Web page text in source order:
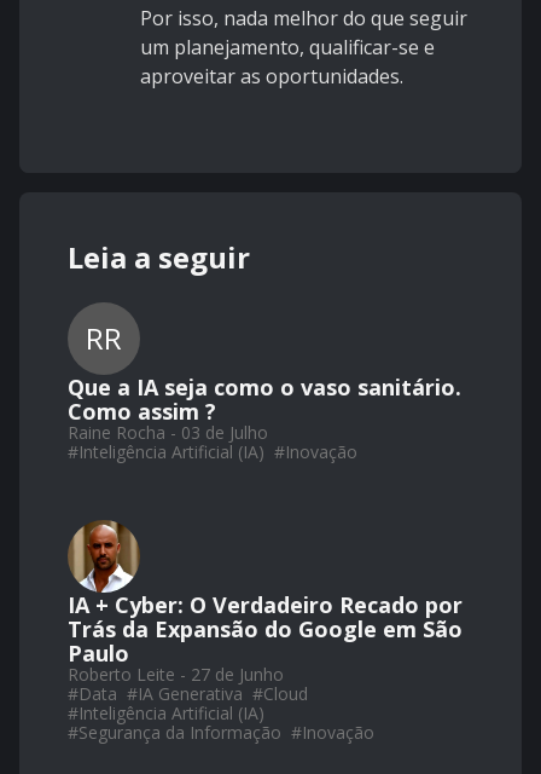
Por isso, nada melhor do que seguir
um planejamento, qualificar-se e
aproveitar as oportunidades.
Leia a seguir
RR
Que a IA seja como o vaso sanitário.
Como assim ?
Raine Rocha - 03 de Julho
#Inteligência Artificial (IA) #Inovação
IA + Cyber: O Verdadeiro Recado por
Trás da Expansão do Google em São
Paulo
Roberto Leite - 27 de Junho
#Data #IA Generativa #Cloud
#Inteligência Artificial (IA)
#Segurança da Informação #Inovação